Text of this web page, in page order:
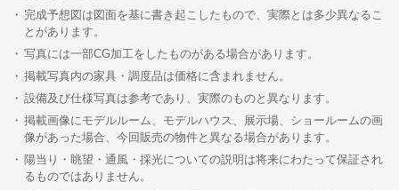
完成予想図は図面を基に書き起こしたもので、実際とは多少異なるこ
とがあります。
写真には一部CG加工をしたものがある場合があります。
掲載写真内の家具・調度品は価格に含まれません。
設備及び仕様写真は参考であり、実際のものと異なります。
掲載画像にモデルルーム、モデルハウス、展示場、ショールームの画
像があった場合、今回販売の物件と異なる場合があります。
陽当り・眺望・通風・採光についての説明は将来にわたって保証され
るものではありません。